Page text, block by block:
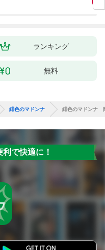
ランキング
無料
緋色のマドンナ 緋色のマドンナ
で快適に！